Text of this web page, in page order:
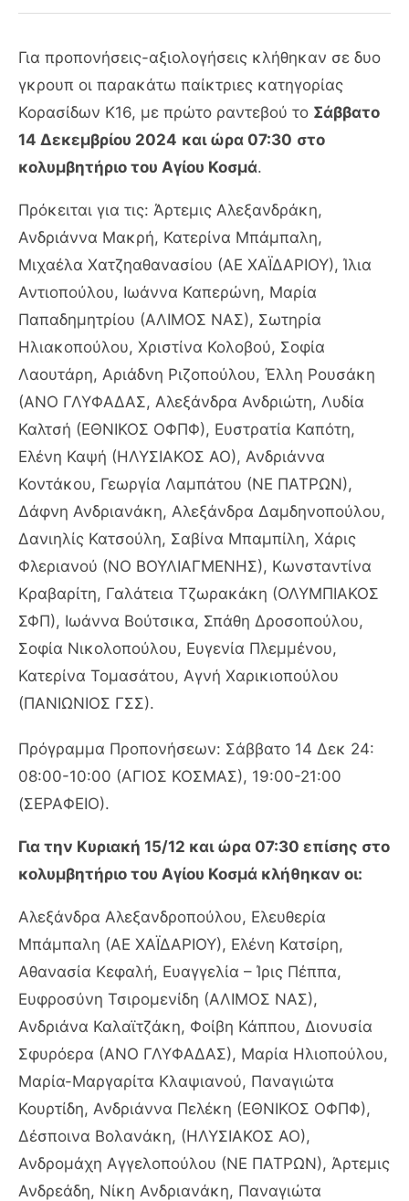
Για προπονήσεις-αξιολογήσεις κλήθηκαν σε δυο
γκρουπ οι παρακάτω παίκτριες κατηγορίας
Κορασίδων Κ16, με πρώτο ραντεβού το Σάββατο
14 Δεκεμβρίου 2024 και ώρα 07:30 στο
κολυμβητήριο του Αγίου Κοσμά.
Πρόκειται για τις: Άρτεμις Αλεξανδράκη,
Ανδριάννα Μακρή, Κατερίνα Μπάμπαλη,
Μιχαέλα Χατζηαθανασίου (ΑΕ ΧΑΪΔΑΡΙΟΥ), Ίλια
Αντιοπούλου, Ιωάννα Καπερώνη, Μαρία
Παπαδημητρίου (ΑΛΙΜΟΣ ΝΑΣ), Σωτηρία
Ηλιακοπούλου, Χριστίνα Κολοβού, Σοφία
Λαουτάρη, Αριάδνη Ριζοπούλου, Έλλη Ρουσάκη
(ΑΝΟ ΓΛΥΦΑΔΑΣ, Αλεξάνδρα Ανδριώτη, Λυδία
Καλτσή (ΕΘΝΙΚΟΣ ΟΦΠΦ), Ευστρατία Καπότη,
Ελένη Καψή (ΗΛΥΣΙΑΚΟΣ ΑΟ), Ανδριάννα
Κοντάκου, Γεωργία Λαμπάτου (ΝΕ ΠΑΤΡΩΝ),
Δάφνη Ανδριανάκη, Αλεξάνδρα Δαμδηνοπούλου,
Δανιηλίς Κατσούλη, Σαβίνα Μπαμπίλη, Χάρις
Φλεριανού (ΝΟ ΒΟΥΛΙΑΓΜΕΝΗΣ), Κωνσταντίνα
Κραβαρίτη, Γαλάτεια Τζωρακάκη (ΟΛΥΜΠΙΑΚΟΣ
ΣΦΠ), Ιωάννα Βούτσικα, Σπάθη Δροσοπούλου,
Σοφία Νικολοπούλου, Ευγενία Πλεμμένου,
Κατερίνα Τομασάτου, Αγνή Χαρικιοπούλου
(ΠΑΝΙΩΝΙΟΣ ΓΣΣ).
Πρόγραμμα Προπονήσεων: Σάββατο 14 Δεκ 24:
08:00-10:00 (ΑΓΙΟΣ ΚΟΣΜΑΣ), 19:00-21:00
(ΣΕΡΑΦΕΙΟ).
Για την Κυριακή 15/12 και ώρα 07:30 επίσης στο
κολυμβητήριο του Αγίου Κοσμά κλήθηκαν οι:
Αλεξάνδρα Αλεξανδροπούλου, Ελευθερία
Μπάμπαλη (ΑΕ ΧΑΪΔΑΡΙΟΥ), Ελένη Κατσίρη,
Αθανασία Κεφαλή, Ευαγγελία – Ίρις Πέππα,
Ευφροσύνη Τσιρομενίδη (ΑΛΙΜΟΣ ΝΑΣ),
Ανδριάνα Καλαϊτζάκη, Φοίβη Κάππου, Διονυσία
Σφυρόερα (ΑΝΟ ΓΛΥΦΑΔΑΣ), Μαρία Ηλιοπούλου,
Μαρία-Μαργαρίτα Κλαψιανού, Παναγιώτα
Κουρτίδη, Ανδριάννα Πελέκη (ΕΘΝΙΚΟΣ ΟΦΠΦ),
Δέσποινα Βολανάκη, (ΗΛΥΣΙΑΚΟΣ ΑΟ),
Ανδρομάχη Αγγελοπούλου (ΝΕ ΠΑΤΡΩΝ), Άρτεμις
Ανδρεάδη, Νίκη Ανδριανάκη, Παναγιώτα